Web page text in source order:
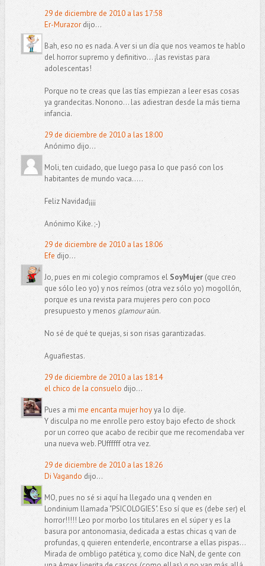
29 de diciembre de 2010 a las 17:58
Er-Murazordijo...
Bah, eso no es nada. A ver si un día que nos veamos te hablo
del horror supremo y definitivo... ¡las revistas para
adolescentas!
Porque no te creas que las tías empiezan a leer esas cosas
ya grandecitas. Nonono... las adiestran desde la más tierna
infancia.
29 de diciembre de 2010 a las 18:00
Anónimo dijo...
Moli, ten cuidado, que luego pasa lo que pasó con los
habitantes de mundo vaca.....
Feliz Navidad¡¡¡¡
Anónimo Kike. ;-)
29 de diciembre de 2010 a las 18:06
Efe dijo...
Jo, pues en mi colegio compramos el SoyMujer(que creo
que sólo leo yo) y nos reímos (otra vez sólo yo) mogollón,
porque es una revista para mujeres pero con poco
presupuesto y menos glamouraún.
No sé de qué te quejas, si son risas garantizadas.
Aguafiestas.
29 de diciembre de 2010 a las 18:14
el chico de la consuelo dijo...
Pues a mi me encanta mujer hoyya lo dije.
Y disculpa no me enrolle pero estoy bajo efecto de shock
por un correo que acabo de recibir que me recomendaba ver
una nueva web. PUffffff otra vez.
29 de diciembre de 2010 a las 18:26
Di Vagando dijo...
MO, pues no sé si aquí ha llegado una q venden en
Londinium llamada "PSICOLOGIES". Eso sí que es (debe ser) el
horror!!!!! Leo por morbo los titulares en el súper y es la
basura por antonomasia, dedicada a estas chicas q van de
profundas, q quieren entenderle, encontrarse a ellas pispas...
Mirada de ombligo patética y, como dice NaN, de gente con